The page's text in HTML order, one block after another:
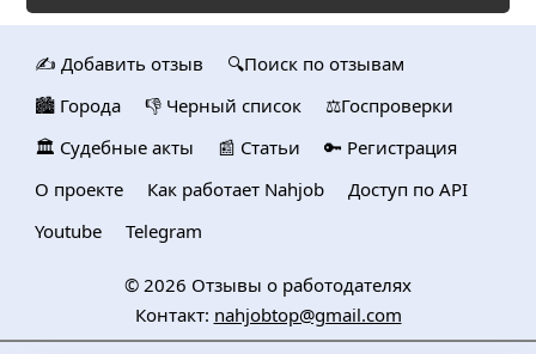
✍️ Добавить отзыв
🔍Поиск по отзывам
🏙️ Городa
👎 Черный список
⚖️Госпроверки
🏛️ Судебные акты
📰 Статьи
🔑 Регистрация
О проекте
Как работает Nahjob
Доступ по API
Youtube
Telegram
© 2026 Отзывы о работодателях
Контакт: nahjobtop@gmail.com